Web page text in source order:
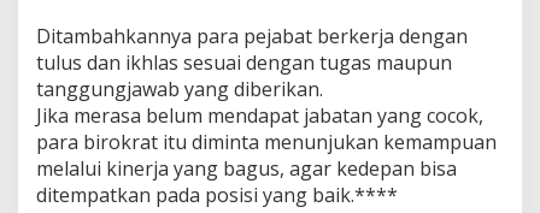
t
a
s
i
H
a
i
l
Ditambahkannya para pejabat berkerja dengan
tulus dan ikhlas sesuai dengan tugas maupun
tanggungjawab yang diberikan.
Jika merasa belum mendapat jabatan yang cocok,
para birokrat itu diminta menunjukan kemampuan
melalui kinerja yang bagus, agar kedepan bisa
ditempatkan pada posisi yang baik.****